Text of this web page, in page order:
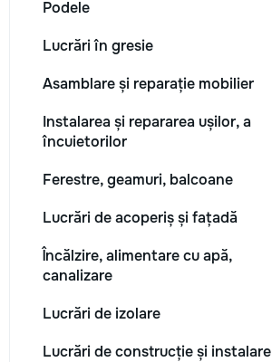
Podele
Lucrări în gresie
Asamblare și reparație mobilier
Instalarea și repararea ușilor, a
încuietorilor
Ferestre, geamuri, balcoane
Lucrări de acoperiș și fațadă
Încălzire, alimentare cu apă,
canalizare
Lucrări de izolare
Lucrări de construcție și instalare